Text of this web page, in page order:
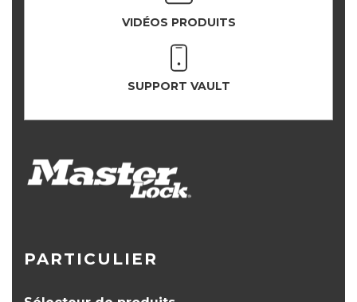
VIDÉOS PRODUITS
SUPPORT VAULT
PARTICULIER